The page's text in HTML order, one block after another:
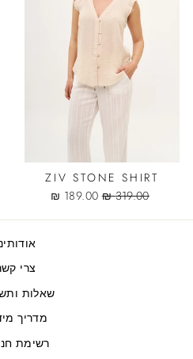
ZIV STONE SHIRT
Regular
319.00 ₪
Sale
189.00 ₪
צרי
שאלות
מדריך
רשימת